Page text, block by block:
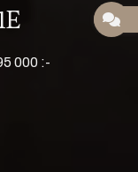
000 :-